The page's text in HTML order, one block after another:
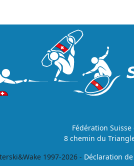
Fédération
8 chemin du
1997-2026 - Déclaration